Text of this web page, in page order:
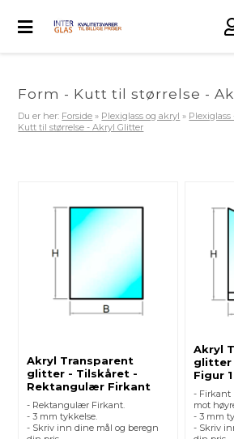
Form - Kutt til størrelse -
Du er her: Forside » Plexiglass og akryl » Plexiglass
Kutt til størrelse - Akryl Glitter
Akryl Transparent
glitter - Tilskåret -
Rektangulær Firkant
- Rektangulær Firkant.
- 3 mm tykkelse.
- Skriv inn dine mål og beregn
Akryl
glitter
Figur 1
- Firkant
mot
- 3 mm
- Skriv